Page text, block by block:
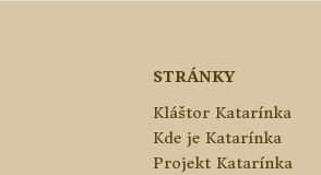
STRÁNKY
Kláštor Katarínka
Kde je Katarínka
Projekt Katarínka